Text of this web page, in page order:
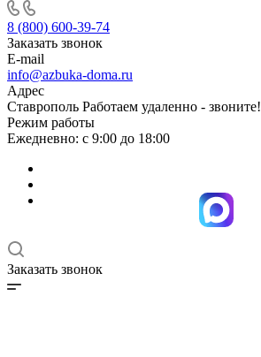
8 (800) 600-39-74
Заказать звонок
E-mail
info@azbuka-doma.ru
Адрес
Ставрополь Работаем удаленно - звоните!
Режим работы
Ежедневно: с 9:00 до 18:00
Заказать звонок